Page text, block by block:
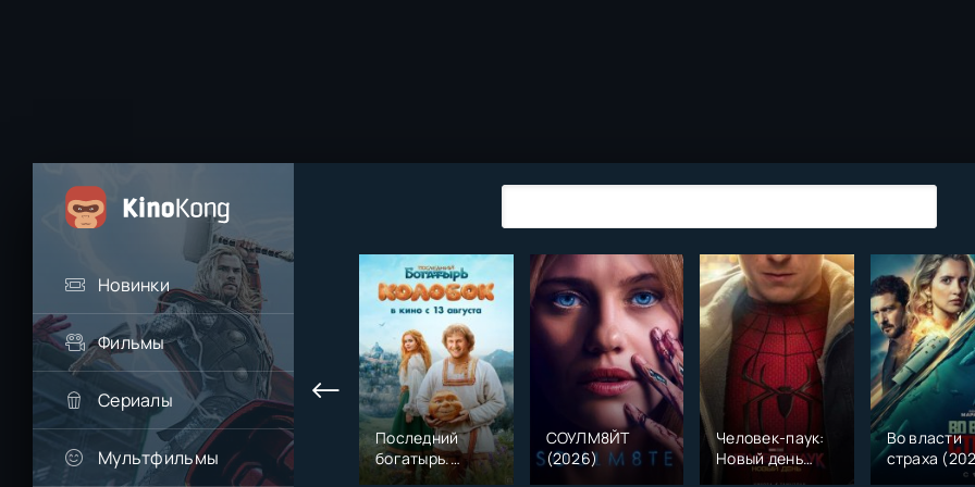
Новинки
Фильмы
Сериалы
Мультфильмы
Последний
богатырь.
Колобок (2026)
СОУЛМ8ЙТ
(2026)
Человек-паук:
Новый день
(2026)
Во власти
страха